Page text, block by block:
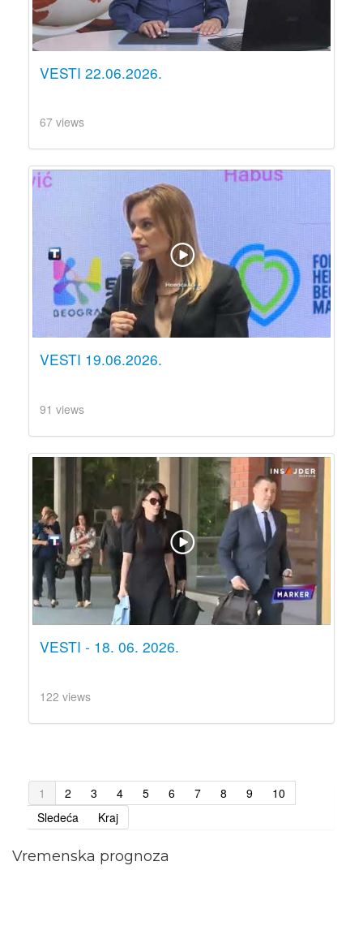
VESTI 22.06.2026.
67 views
VESTI 19.06.2026.
91 views
VESTI - 18. 06. 2026.
122 views
1 2 3 4 5 6 7 8 9
10
Sledeća
Kraj
Vremenska prognoza